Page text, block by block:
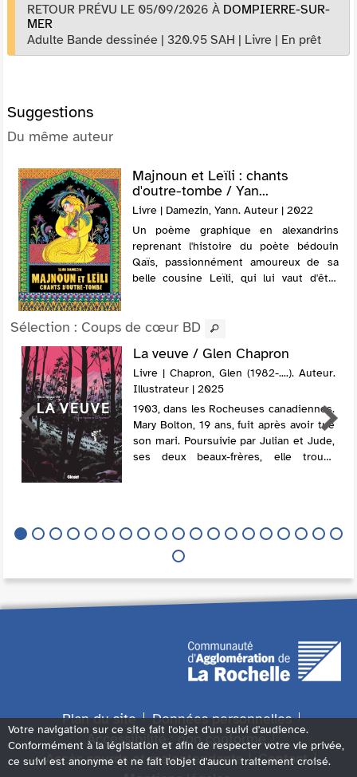
RETOUR PRÉVU LE 05/09/2026 À DOMPIERRE-SUR-
MER
Adulte Bande dessinée | 320.95 SAH | Livre | En prêt
Suggestions
Du même auteur
Majnoun et Leïli : chants
d'outre-tombe / Yan...
Livre | Damezin, Yann. Auteur | 2022
Un poème graphique en alexandrins
reprenant l'histoire du poète bédouin
Qaïs, passionnément amoureux de sa
belle cousine Leïli, qui lui vaut d'être
vicissitudes d...
Sélection : Coups de cœur BD
La veuve / Glen Chapron
Livre | Chapron, Glen (1982-....). Auteur.
Illustrateur | 2025
1903, dans les Rocheuses canadiennes.
Mary Bolton, 19 ans, fuit après avoir tué
son mari. Poursuivie par Julian et Jude,
ses deux beaux-frères, elle trouve
Plan du site
Données personnelles
Accessibilité : non conforme
Accès sourds et malentendants
Contact
Votre navigation sur ce site fait l'objet d'un suivi d'audience.
Conformément à la législation et afin de respecter votre vie privée,
ce suivi est anonyme et ne fait l'objet d'aucun traitement croisé.